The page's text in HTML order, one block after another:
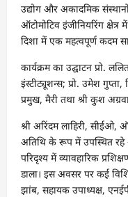
उद्योग और अकादमिक
ऑटोमोटिव इंजीनियरिंग
दिशा में एक महत्वपूर्ण कदम
कार्यक्रम का उद्घाटन प्रो.
इंस्टीट्यूशन्स; प्रो. उमेश
प्रमुख, मैरी तथा श्री कुश
श्री अरिंदम लाहिरी,
अतिथि के रूप में उपस्थित रहे
परिदृश्य में व्यावहारिक
डाला। इस अवसर पर कई
झांब, सहायक उपाध्यक्ष,